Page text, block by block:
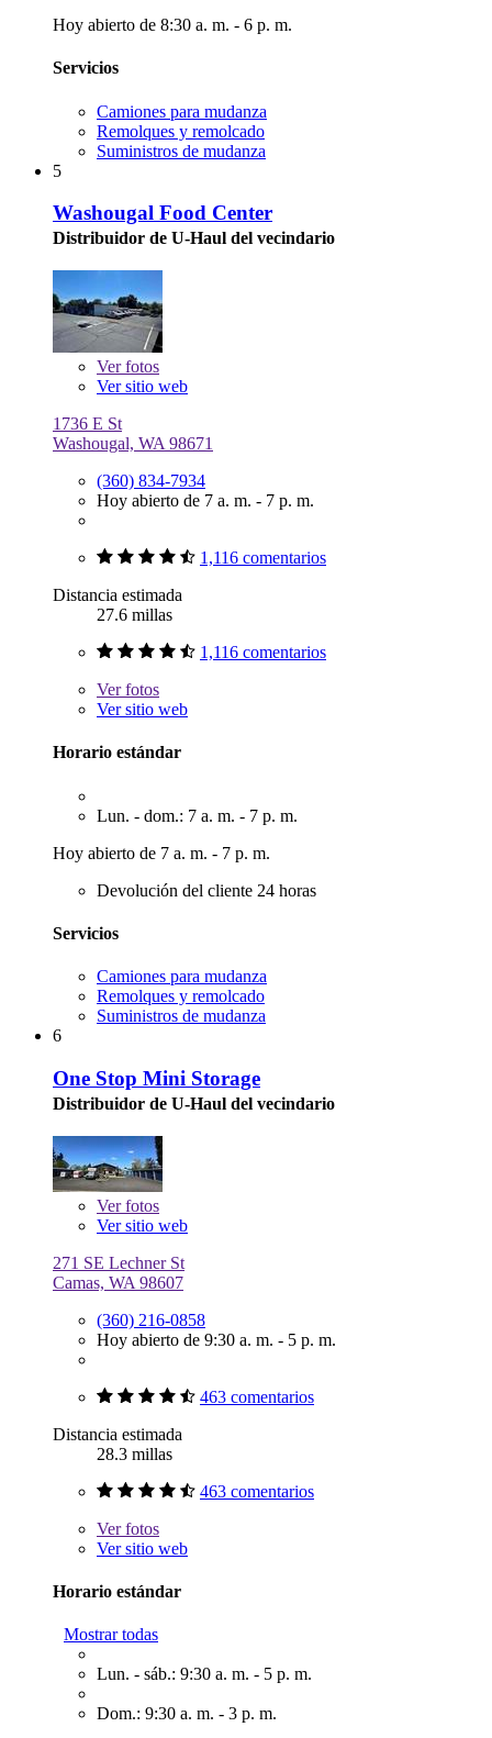
Hoy abierto de 8:30 a. m. - 6 p. m.
Servicios
Camiones para mudanza
Remolques y remolcado
Suministros de mudanza
5
Washougal Food Center
Distribuidor de U-Haul del vecindario
Verfotos
Ver sitio web
1736 E St
Washougal, WA 98671
(360) 834-7934
Hoy abierto de 7 a. m. - 7 p. m.
1,116 comentarios
Distancia estimada
27.6 millas
1,116 comentarios
Verfotos
Ver sitio web
Horario estándar
Lun. - dom.: 7 a. m. - 7 p. m.
Hoy abierto de 7 a. m. - 7 p. m.
Devolución del cliente 24 horas
Servicios
Camiones para mudanza
Remolques y remolcado
Suministros de mudanza
6
One Stop Mini Storage
Distribuidor de U-Haul del vecindario
Verfotos
Ver sitio web
271 SE Lechner St
Camas, WA 98607
(360) 216-0858
Hoy abierto de 9:30 a. m. - 5 p. m.
463 comentarios
Distancia estimada
28.3 millas
463 comentarios
Verfotos
Ver sitio web
Horario estándar
Mostrar todas
Lun. - sáb.: 9:30 a. m. - 5 p. m.
Dom.: 9:30 a. m. - 3 p. m.